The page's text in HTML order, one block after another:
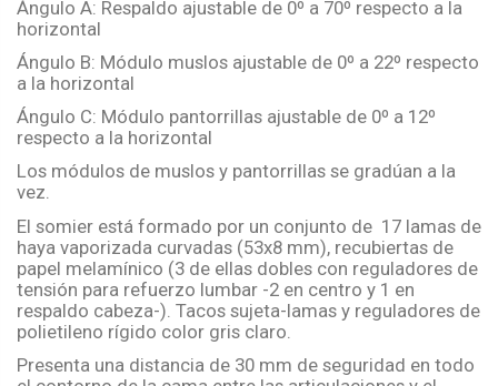
Ángulo A: Respaldo ajustable de 0º a 70º respecto a la
horizontal
Ángulo B: Módulo muslos ajustable de 0º a 22º respecto
a la horizontal
Ángulo C: Módulo pantorrillas ajustable de 0º a 12º
respecto a la horizontal
Los módulos de muslos y pantorrillas se gradúan a la
vez.
El somier está formado por un conjunto de 17 lamas de
haya vaporizada curvadas (53x8 mm), recubiertas de
papel melamínico (3 de ellas dobles con reguladores de
tensión para refuerzo lumbar -2 en centro y 1 en
respaldo cabeza-). Tacos sujeta-lamas y reguladores de
polietileno rígido color gris claro.
Presenta una distancia de 30 mm de seguridad en todo